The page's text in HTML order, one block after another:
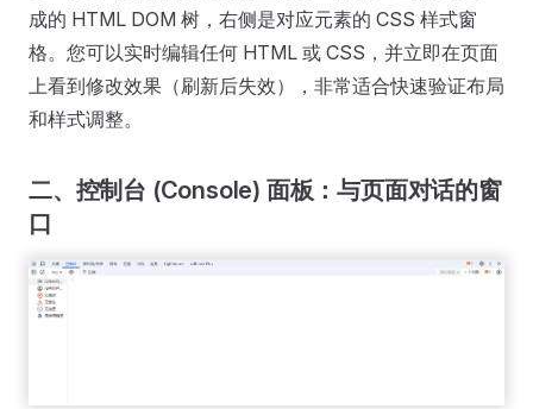
成的 HTML DOM 树，右侧是对应元素的 CSS 样式窗
格。您可以实时编辑任何 HTML 或 CSS，并立即在页面
上看到修改效果（刷新后失效），非常适合快速验证布局
和样式调整。
二、控制台 (Console) 面板：与页面对话的窗
口